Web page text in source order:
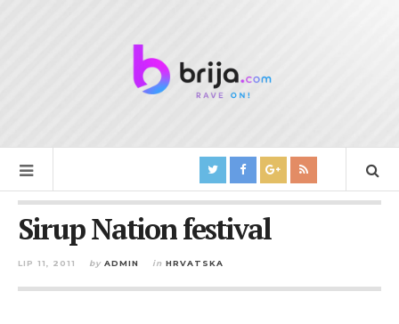
Sirup Nation festival
LIP 11, 2011 by ADMIN in HRVATSKA